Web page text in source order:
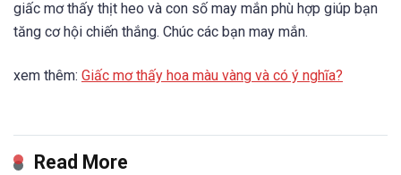
giấc mơ thấy thịt heo và con số may mắn phù hợp giúp bạn
tăng cơ hội chiến thắng. Chúc các bạn may mắn.
xem thêm: Giấc mơ thấy hoa màu vàng và có ý nghĩa?
Read More